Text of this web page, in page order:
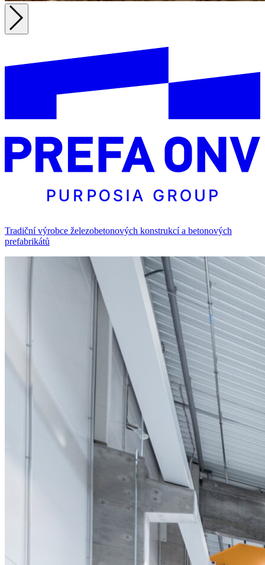
Tradiční výrobce železobetonových konstrukcí a betonových
prefabrikátů